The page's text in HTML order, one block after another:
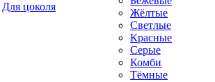
Для цоколя
Жёлтые
Светлые
Красные
Серые
Комби
Тёмные